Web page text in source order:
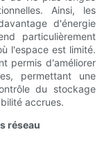
Ainsi, les
d'énergie
particulièrement
l'espace est limité.
permis d'améliorer
permettant une
du stockage
accrues.
réseau